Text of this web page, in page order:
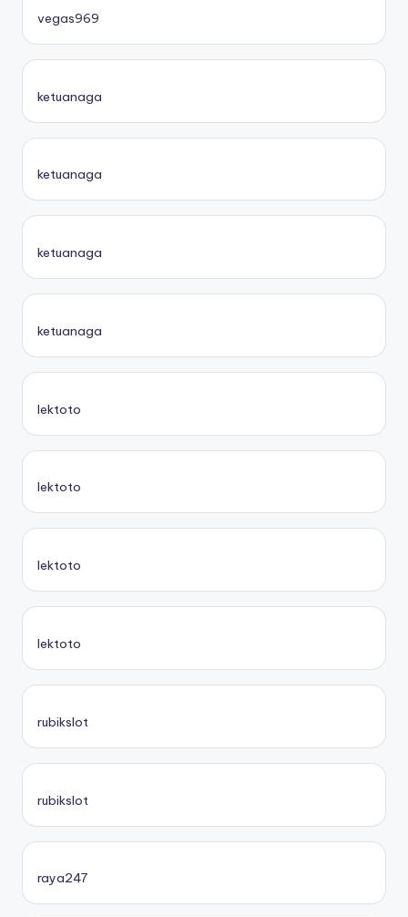
vegas969
ketuanaga
ketuanaga
ketuanaga
ketuanaga
lektoto
lektoto
lektoto
lektoto
rubikslot
rubikslot
raya247